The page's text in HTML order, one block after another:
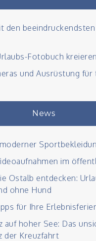
den beeindruckendsten
Fotobuch kreieren
und Ausrüstung für
News
im
Ostalb entdecken:
ohne Hund
für Ihre
auf hoher See: Das
der Kreuzfahrt